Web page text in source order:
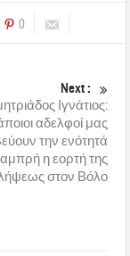
0
Next :
Ιγνάτιος:
αδελφοί μας
την ενότητά
η εορτή της
στον Βόλο